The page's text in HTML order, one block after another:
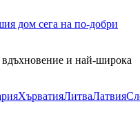
дом сега на по-добри
вдъхновение и най-широка
ХърватияЛитваЛатвия